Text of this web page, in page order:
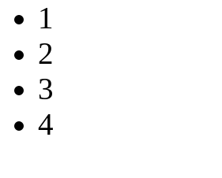
1
2
3
4